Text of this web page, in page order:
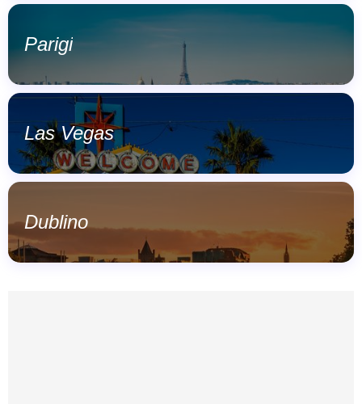
Parigi
Las Vegas
Dublino